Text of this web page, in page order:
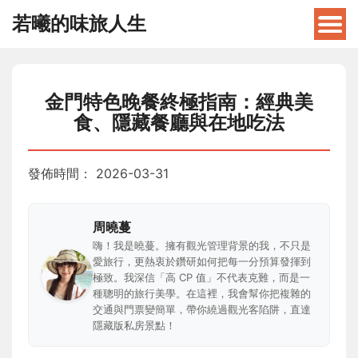
若曦的味旅人生
金門特色晚餐終極指南：經典美
食、隱藏餐廳與在地吃法
發佈時間： 2026-03-31
周曉蔓
嗨！我是曉蔓。擁有觀光管理背景的我，不只是
愛旅行，更熱衷於鑽研如何把每一分預算發揮到
極致。我深信「高 CP 值」不代表克難，而是一
種聰明的旅行美學。在這裡，我會幫你把複雜的
交通與門票變簡單，帶你繞過觀光客陷阱，直達
隱藏版私房景點！